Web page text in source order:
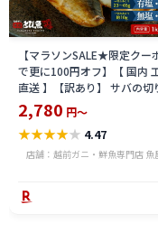
【マラソンSALE★限定クー
で更に100円オフ】【 国内
直送 】【訳あり】 サバの切
1kg 選べる 【有塩・骨あり】
たは【無塩・骨取り・骨無し
鯖 ノルウェーまたはイギリス
サバの塩焼き サバの味噌煮
2,780 円～
★★★★★ 4.47
店舗：越前ガニ・鮮魚専門店 魚